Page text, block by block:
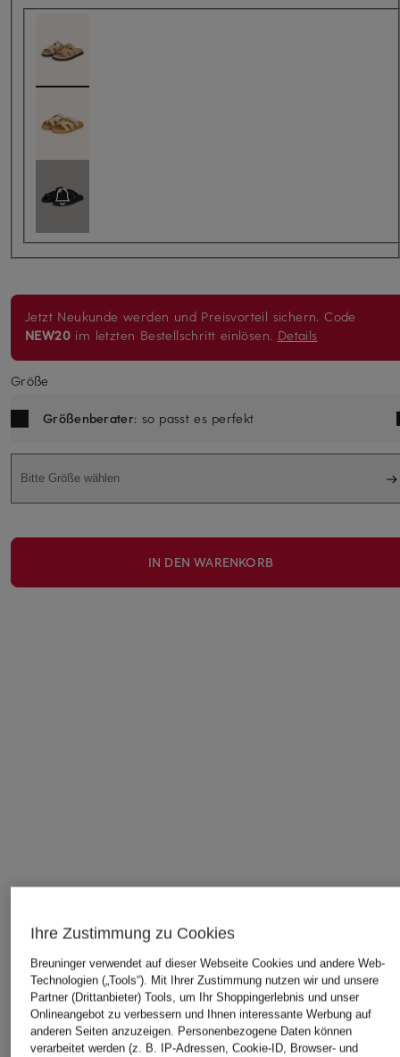
Jetzt Neukunde werden und Preisvorteil sichern. Code
NEW20 im letzten Bestellschritt einlösen. Details
Größe
Größenberater: so passt es perfekt
Bitte Größe wählen
IN DEN WARENKORB
ÄHNLICHE ARTIKEL ENTDECKEN
Ihre Zustimmung zu Cookies
Breuninger verwendet auf dieser Webseite Cookies und andere Web-
Technologien („Tools“). Mit Ihrer Zustimmung nutzen wir und unsere
Partner (Drittanbieter) Tools, um Ihr Shoppingerlebnis und unser
Onlineangebot zu verbessern und Ihnen interessante Werbung auf
anderen Seiten anzuzeigen. Personenbezogene Daten können
verarbeitet werden (z. B. IP-Adressen, Cookie-ID, Browser- und